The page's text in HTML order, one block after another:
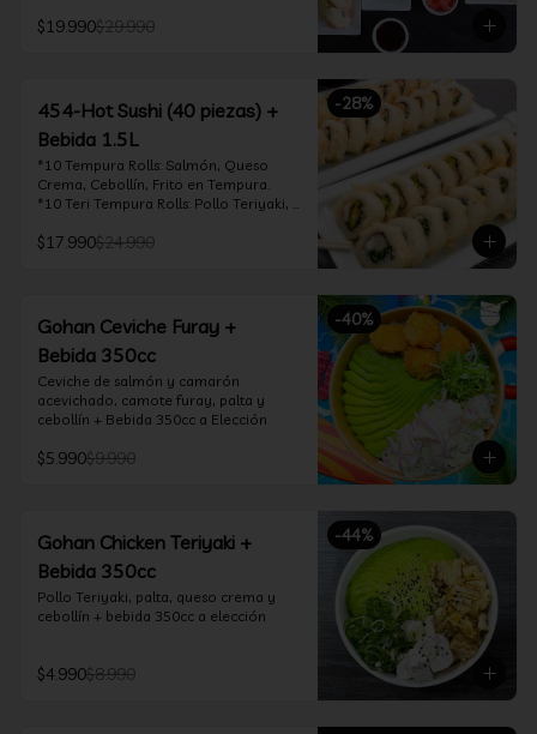
Palta, Cebollín, Envuelto en Queso
salmón y bañado en salsa acevichada
*10 Tempura Rolls: Salmón, Queso
Crema, Cebollín, Frito en Tempura.
*Incluye 2 palitos, 2 soya 30ml, 1 salsa
teriyaki 30ml
$19.990$29.990
-28%
454-Hot Sushi (40 piezas) +
Bebida 1.5L
*10 Tempura Rolls: Salmón, Queso
Crema, Cebollín, Frito en Tempura.
*10 Teri Tempura Rolls: Pollo Teriyaki,
Tempura
Queso Crema y Cebollín, frito en
tempura
*Incluye 2 palitos, 2 soya 30ml, 1 salsa
teriyaki 30ml
$17.990$24.990
-40%
Gohan Ceviche Furay +
Bebida 350cc
Ceviche de salmón y camarón
acevichado, camote furay, palta y
cebollín + Bebida 350cc a Elección
$5.990$9.990
-44%
Gohan Chicken Teriyaki +
Bebida 350cc
Pollo Teriyaki, palta, queso crema y
cebollín + bebida 350cc a elección
$4.990$8.990